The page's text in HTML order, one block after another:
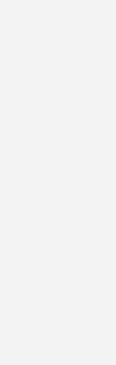
los
als noch ein
die 3 Energie
(BVES)